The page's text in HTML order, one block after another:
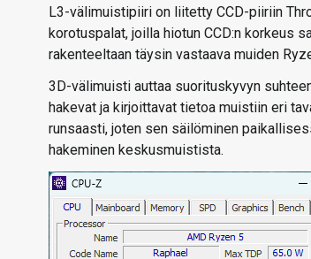
L3-välimuistipiiri on liitetty CCD-piiriin
korotuspalat, joilla hiotun CCD:n korkeus
rakenteeltaan täysin vastaava muiden
3D-välimuisti auttaa suorituskyvyn
hakevat ja kirjoittavat tietoa muistiin eri
runsaasti, joten sen säilöminen
hakeminen keskusmuistista.